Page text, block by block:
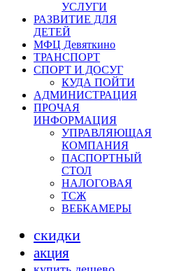
УСЛУГИ
РАЗВИТИЕ ДЛЯ
ДЕТЕЙ
МФЦ Девяткино
ТРАНСПОРТ
СПОРТ И ДОСУГ
КУДА ПОЙТИ
АДМИНИСТРАЦИЯ
ПРОЧАЯ
ИНФОРМАЦИЯ
УПРАВЛЯЮЩАЯ
КОМПАНИЯ
ПАСПОРТНЫЙ
СТОЛ
НАЛОГОВАЯ
ТСЖ
ВЕБКАМЕРЫ
скидки
акция